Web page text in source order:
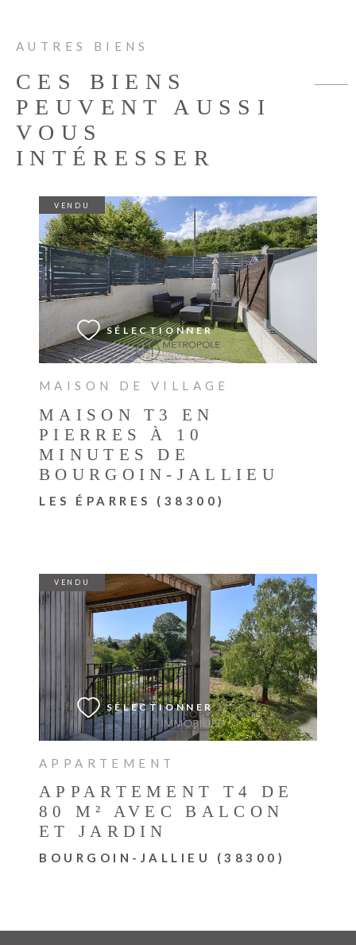
AUTRES BIENS
CES BIENS
PEUVENT AUSSI
VOUS
INTÉRESSER
MAISON DE VILLAGE
MAISON T3 EN
PIERRES À 10
MINUTES DE
BOURGOIN-JALLIEU
LES ÉPARRES (38300)
VENDU
SÉLECTIONNER
VOIR LE BIEN
APPARTEMENT
APPARTEMENT T4 DE
80 M² AVEC BALCON
ET JARDIN
BOURGOIN-JALLIEU (38300)
VENDU
SÉLECTIONNER
VOIR LE BIEN